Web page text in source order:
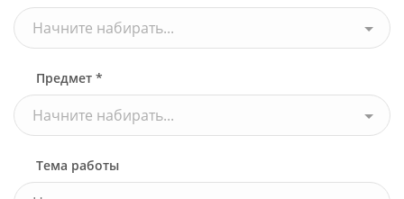
Начните набирать...
Предмет *
Начните набирать...
Тема работы